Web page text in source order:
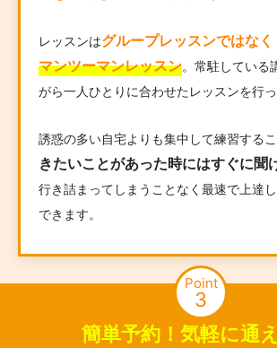
レッスンはグループレッスンではな
マンツーマンレッスン。常駐している
がら一人ひとりに合わせたレッスンを行っ
誘惑の多い自宅よりも集中して練習するこ
きたいことがあった時にはすぐに聞
行き詰まってしまうことなく最速で上達
できます。
Point
3
簡単予約！気軽に通